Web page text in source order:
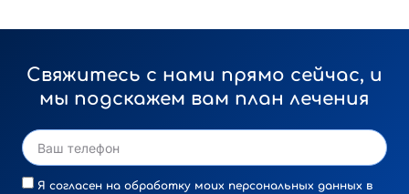
Свяжитесь с нами прямо сейчас, и
мы подскажем вам план лечения
Я согласен на обработку моих персональных данных в